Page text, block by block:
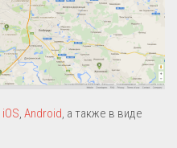
iOS, Android, а также в виде